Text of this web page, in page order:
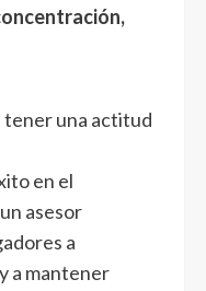
tener una actitud
en el
asesor
a
a mantener